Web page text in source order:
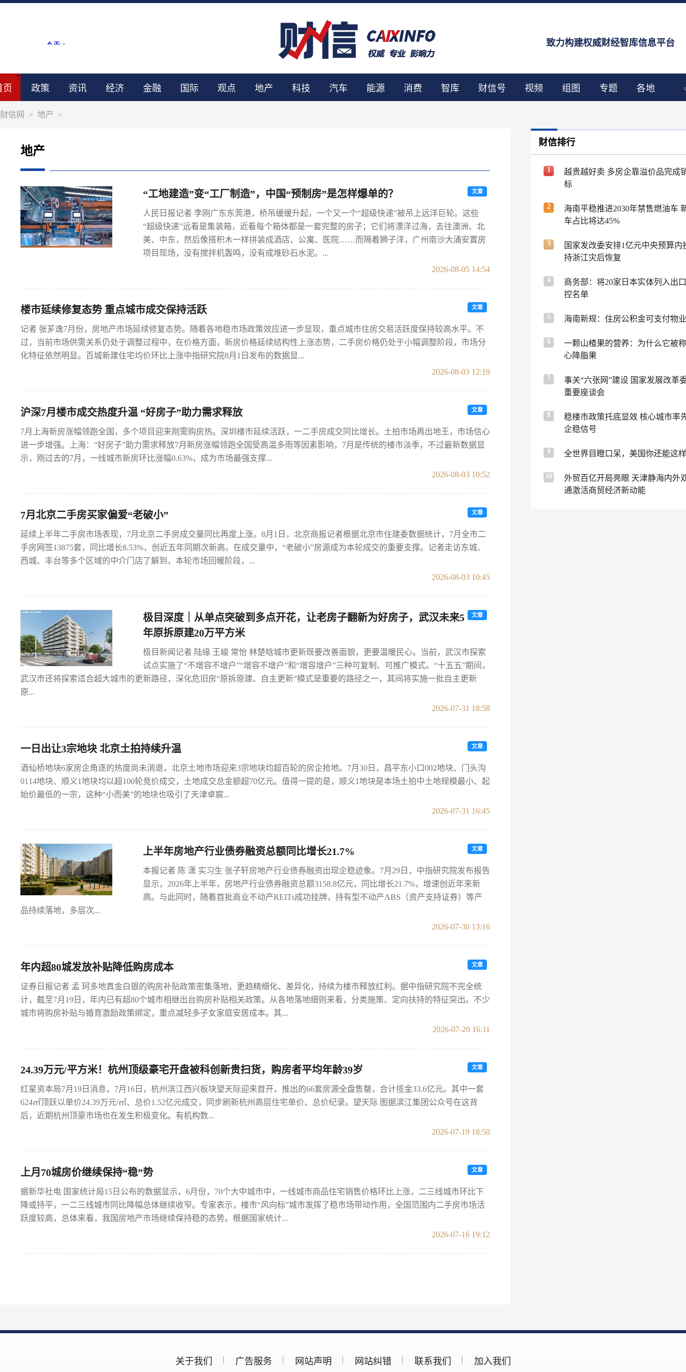
致力构建权威财经智库信息平台
页 政策 资讯 经济 金融 国际 观点 地产 科技 汽车 能源 消费 智库 财信号 视频 组图 专题 各地
财信网 > 地产 >
地产
文章
“工地建造”变“工厂制造”，中国“预制房”是怎样爆单的？
人民日报记者 李刚广东东莞港，桥吊缓缓升起，一个又一个“超级快递”被吊上远洋巨轮。这些
“超级快递”远看是集装箱，近看每个箱体都是一套完整的房子；它们将漂洋过海，去往澳洲、北
美、中东，然后像搭积木一样拼装成酒店、公寓、医院……而隔着狮子洋，广州南沙大涌安置房
项目现场，没有搅拌机轰鸣，没有成堆砂石水泥。...
2026-08-05 14:54
文章
楼市延续修复态势 重点城市成交保持活跃
记者 张芗逸7月份，房地产市场延续修复态势。随着各地稳市场政策效应进一步显现，重点城市住房交易活跃度保持较高水平。不
过，当前市场供需关系仍处于调整过程中，在价格方面，新房价格延续结构性上涨态势，二手房价格仍处于小幅调整阶段，市场分
化特征依然明显。百城新建住宅均价环比上涨中指研究院8月1日发布的数据显...
2026-08-03 12:19
文章
沪深7月楼市成交热度升温 “好房子”助力需求释放
7月上海新房涨幅领跑全国，多个项目迎来刚需购房热。深圳楼市延续活跃，一二手房成交同比增长。土拍市场再出地王，市场信心
进一步增强。上海：“好房子”助力需求释放7月新房涨幅领跑全国受高温多雨等因素影响，7月是传统的楼市淡季，不过最新数据显
示，刚过去的7月，一线城市新房环比涨幅0.63%，成为市场最强支撑...
2026-08-03 10:52
文章
7月北京二手房买家偏爱“老破小”
延续上半年二手房市场表现，7月北京二手房成交量同比再度上涨。8月1日，北京商报记者根据北京市住建委数据统计，7月全市二
手房网签13875套，同比增长8.53%，创近五年同期次新高。在成交量中，“老破小”房源成为本轮成交的重要支撑。记者走访东城、
西城、丰台等多个区域的中介门店了解到，本轮市场回暖阶段，...
2026-08-03 10:45
文章
极目深度｜从单点突破到多点开花，让老房子翻新为好房子，武汉未来5
年原拆原建20万平方米
极目新闻记者 陆缘 王峻 常怡 林楚晗城市更新既要改善面貌，更要温暖民心。当前，武汉市探索
试点实施了“不增容不增户”“增容不增户”和“增容增户”三种可复制、可推广模式。“十五五”期间，
武汉市还将探索适合超大城市的更新路径，深化危旧房“原拆原建、自主更新”模式是重要的路径之一，其间将实施一批自主更新
原...
2026-07-31 18:58
文章
一日出让3宗地块 北京土拍持续升温
酒仙桥地块6家房企角逐的热度尚未消退，北京土地市场迎来3宗地块均超百轮的房企抢地。7月30日，昌平东小口002地块、门头沟
0114地块、顺义1地块均以超100轮竞价成交，土地成交总金额超70亿元。值得一提的是，顺义1地块是本场土拍中土地规模最小、起
始价最低的一宗，这种“小而美”的地块也吸引了天津卓宸...
2026-07-31 16:45
文章
上半年房地产行业债券融资总额同比增长21.7%
本报记者 陈 潇 实习生 张子轩房地产行业债券融资出现企稳迹象。7月29日，中指研究院发布报告
显示，2026年上半年，房地产行业债券融资总额3158.8亿元，同比增长21.7%，增速创近年来新
高。与此同时，随着首批商业不动产REITs成功挂牌，持有型不动产ABS（资产支持证券）等产
品持续落地，多层次...
2026-07-30 13:16
文章
年内超80城发放补贴降低购房成本
证券日报记者 孟 珂多地真金白银的购房补贴政策密集落地，更趋精细化、差异化，持续为楼市释放红利。据中指研究院不完全统
计，截至7月19日，年内已有超80个城市相继出台购房补贴相关政策。从各地落地细则来看，分类施策、定向扶持的特征突出。不少
城市将购房补贴与婚育激励政策绑定，重点减轻多子女家庭安居成本。其...
2026-07-20 16:11
文章
24.39万元/平方米！杭州顶级豪宅开盘被科创新贵扫货，购房者平均年龄39岁
红星资本局7月19日消息，7月16日，杭州滨江西兴板块望天际迎来首开，推出的66套房源全盘售罄，合计揽金33.6亿元。其中一套
624㎡顶跃以单价24.39万元/㎡、总价1.52亿元成交，同步刷新杭州高层住宅单价、总价纪录。望天际 图据滨江集团公众号在这背
后，近期杭州顶豪市场也在发生积极变化。有机构数...
2026-07-19 18:50
文章
上月70城房价继续保持“稳”势
据新华社电 国家统计局15日公布的数据显示，6月份，70个大中城市中，一线城市商品住宅销售价格环比上涨，二三线城市环比下
降或持平，一二三线城市同比降幅总体继续收窄。专家表示，楼市“风向标”城市发挥了稳市场带动作用，全国范围内二手房市场活
跃度较高，总体来看，我国房地产市场继续保持稳的态势。根据国家统计...
2026-07-16 19:12
财信排行
1
越贵越好卖 多房企靠溢价品完成
标
2
海南平稳推进2030年禁售燃油车
车占比将达45%
3
国家发改委安排1亿元中央预算内
持浙江灾后恢复
4
商务部：将20家日本实体列入出
控名单
5 海南新规：住房公积金可支付物
6
一颗山楂果的营养：为什么它被
心降脂果
7
事关“六张网”建设 国家发展改革
重要座谈会
8
稳楼市政策托底显效 核心城市率
企稳信号
9 全世界目瞪口呆，美国你还能这
10
外贸百亿开局亮眼 天津静海内外
通激活商贸经济新动能
关于我们 广告服务 网站声明 网站纠错 联系我们 加入我们